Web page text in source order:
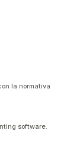
la normativa
software.